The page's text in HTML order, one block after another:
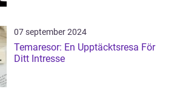
07 september 2024
Temaresor: En Upptäcktsresa För
Ditt Intresse